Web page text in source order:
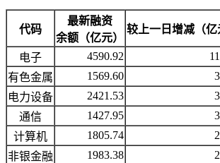
代码
最新融资
余额（亿元）
较上一日增减（亿
电子 4590.92
有色金属
1569.60
电力设备
2421.53
通信
1427.95
计算机
1805.74
非银金融
1983.38